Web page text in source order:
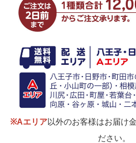
※Aエリア以外のお客様はお届け
ださい。